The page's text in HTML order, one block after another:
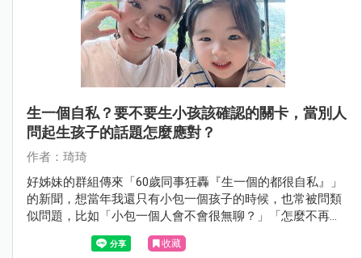
生一個自私？要不要生小孩該確認的關卡，當別人
問起生孩子的話題怎麼應對？
作者：琦琦
好姊妹的群組傳來「60歲同事狂轟『生一個的都很自私』」
的新聞，想當年我還只有小包一個孩子的時候，也常被問類
似問題，比如「小包一個人會不會很無聊？」「怎麼不再生
一個，兩個孩子恰恰好」，面對不熟的人我都笑笑帶過，熟
悉的人則知道生養小孩著實不易。
收藏